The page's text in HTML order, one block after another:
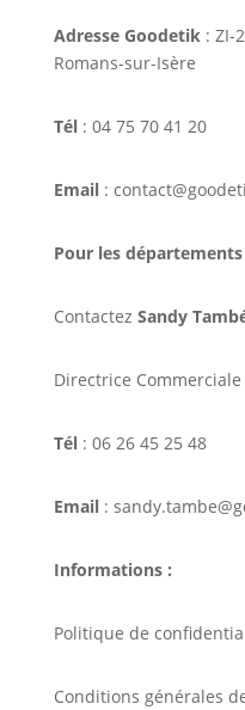
Adresse Goodetik: ZI-
Romans-sur-Isère
Tél: 04 75 70 41 20
Email:
Pour les départements
Contactez Sandy
Directrice
Tél: 06 26 45 25 48
Email:
Informations :
Politique de
Conditions générales